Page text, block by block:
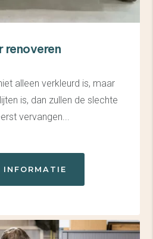
renoveren
alleen verkleurd is, maar
is, dan zullen de slechte
vervangen...
INFORMATIE